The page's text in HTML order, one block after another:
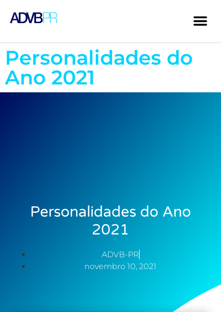
Personalidades do
Ano 2021
Personalidades do Ano
2021
ADVB-PR
novembro 10, 2021